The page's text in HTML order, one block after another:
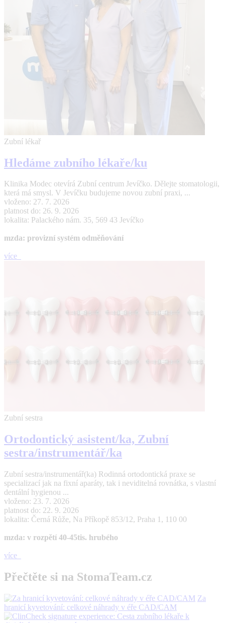
Zubní lékař
Hledáme zubního lékaře/ku
Klinika Modec otevírá Zubní centrum Jevíčko. Dělejte stomatologii,
která má smysl. V Jevíčku budujeme novou zubní praxi, ...
vloženo: 27. 7. 2026
platnost do: 26. 9. 2026
lokalita: Palackého nám. 35, 569 43 Jevíčko
mzda: provizní systém odměňování
více
Zubní sestra
Ortodontický asistent/ka, Zubní
sestra/instrumentář/ka
Zubní sestra/instrumentář(ka) Rodinná ortodontická praxe se
specializací jak na fixní aparáty, tak i neviditelná rovnátka, s vlastní
dentální hygienou ...
vloženo: 23. 7. 2026
platnost do: 22. 9. 2026
lokalita: Černá Růže, Na Příkopě 853/12, Praha 1, 110 00
mzda: v rozpětí 40-45tis. hrubého
více
Přečtěte si na StomaTeam.cz
Za
hranicí kyvetování: celkové náhrady v éře CAD/CAM